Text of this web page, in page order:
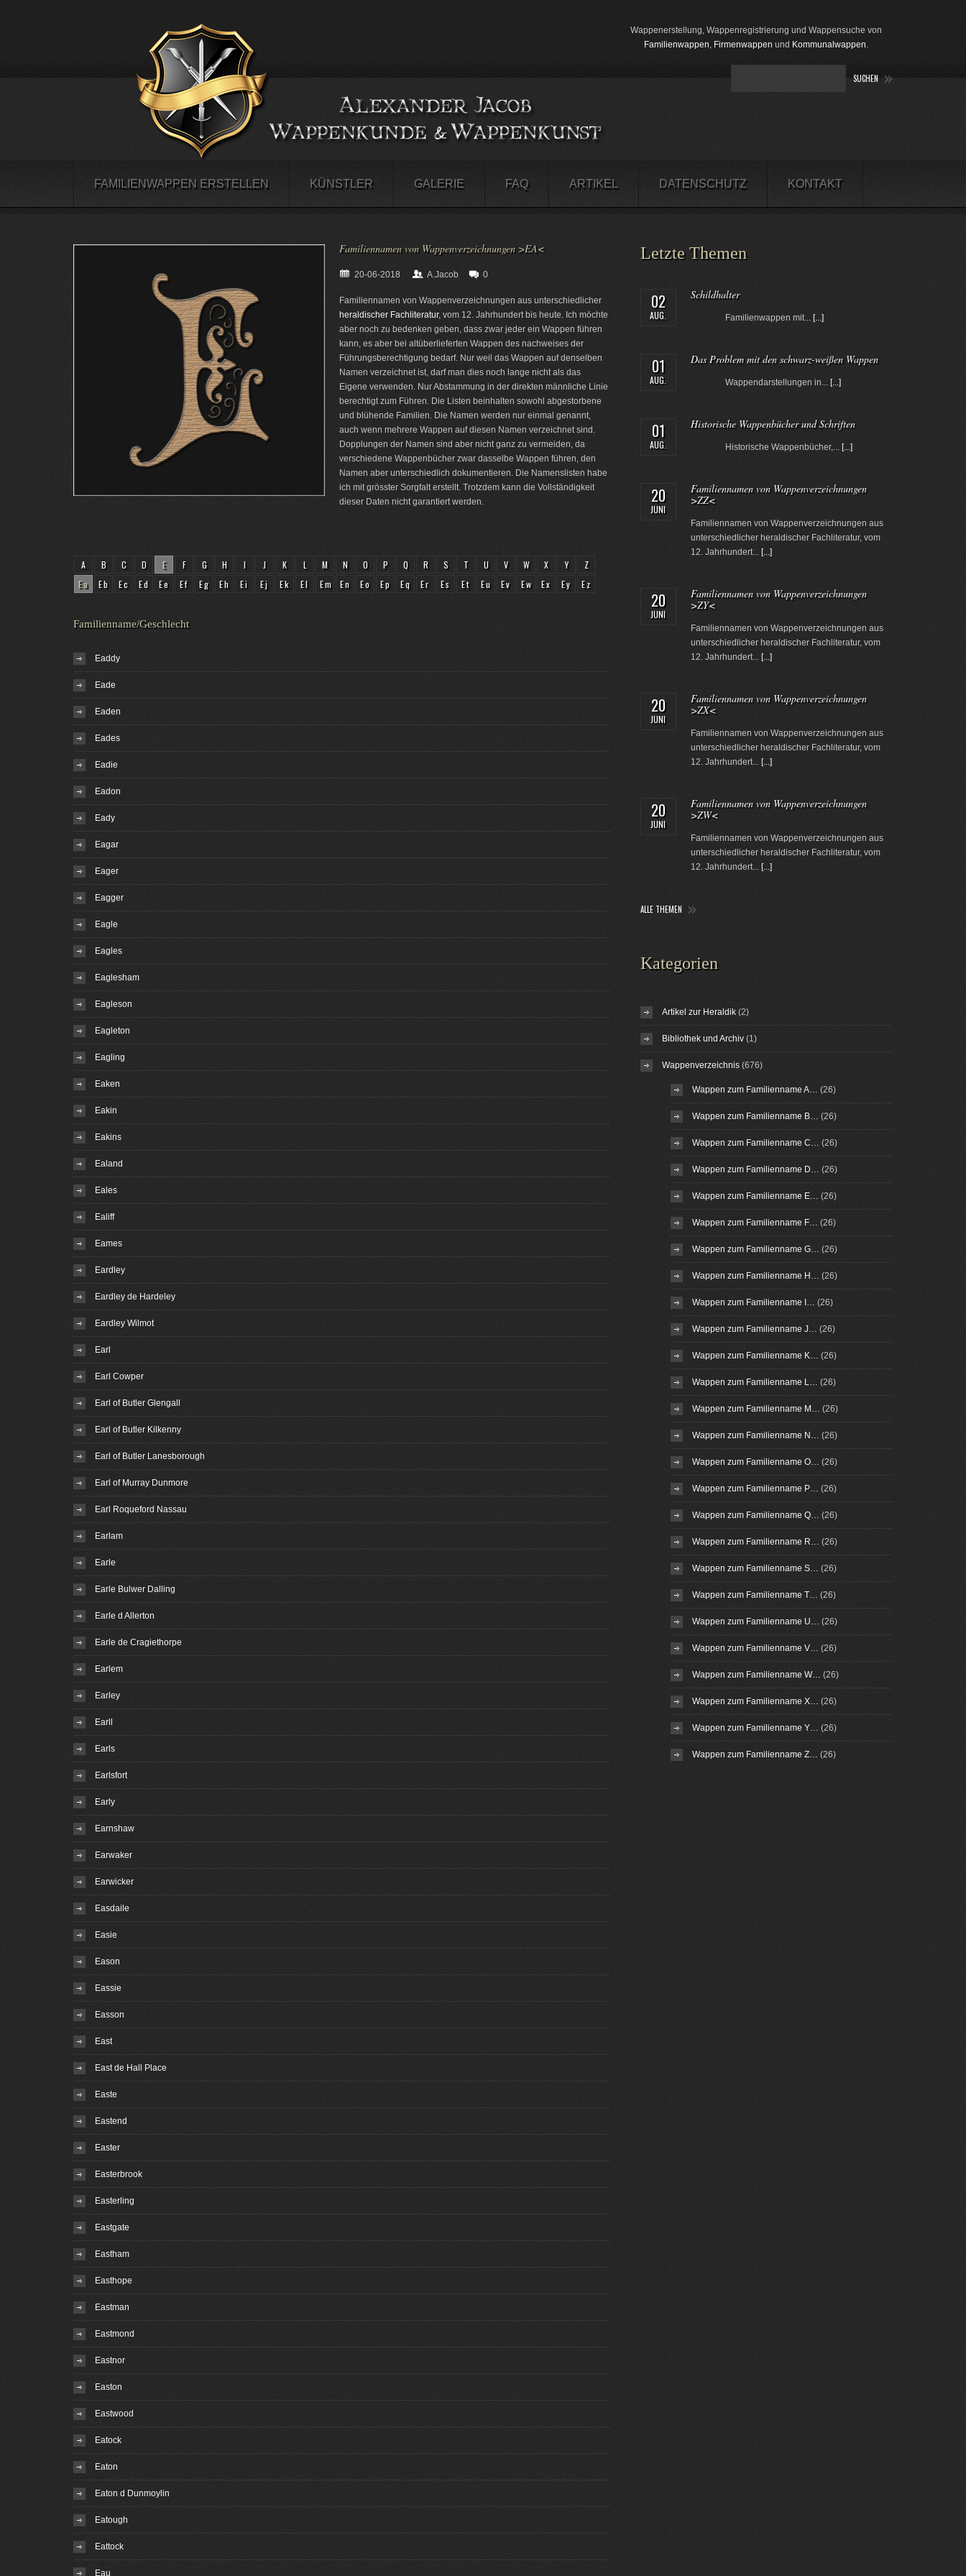
Wappenerstellung, Wappenregistrierung und Wappensuche von
Familienwappen, Firmenwappen und Kommunalwappen.
FAMILIENWAPPEN ERSTELLEN KÜNSTLER GALERIE FAQ ARTIKEL DATENSCHUTZ KONTAKT
Familiennamen von Wappenverzeichnungen >EA<
20-06-2018 A.Jacob 0
Familiennamen von Wappenverzeichnungen aus unterschiedlicher
heraldischer Fachliteratur, vom 12. Jahrhundert bis heute. Ich möchte
aber noch zu bedenken geben, dass zwar jeder ein Wappen führen
kann, es aber bei altüberlieferten Wappen des nachweises der
Führungsberechtigung bedarf. Nur weil das Wappen auf denselben
Namen verzeichnet ist, darf man dies noch lange nicht als das
Eigene verwenden. Nur Abstammung in der direkten männliche Linie
berechtigt zum Führen. Die Listen beinhalten sowohl abgestorbene
und blühende Familien. Die Namen werden nur einmal genannt,
auch wenn mehrere Wappen auf diesen Namen verzeichnet sind.
Dopplungen der Namen sind aber nicht ganz zu vermeiden, da
verschiedene Wappenbücher zwar dasselbe Wappen führen, den
Namen aber unterschiedlich dokumentieren. Die Namenslisten habe
ich mit grösster Sorgfalt erstellt. Trotzdem kann die Vollständigkeit
dieser Daten nicht garantiert werden.
A B C D E F G H I J K L M N O P Q R S T U V W X Y
Z
Ea
Eb Ec Ed Ee Ef Eg Eh Ei Ej Ek El Em En Eo Ep Eq Er Es Et Eu Ev Ew Ex Ey Ez
Familienname/Geschlecht
Eaddy
Eade
Eaden
Eades
Eadie
Eadon
Eady
Eagar
Eager
Eagger
Eagle
Eagles
Eaglesham
Eagleson
Eagleton
Eagling
Eaken
Eakin
Eakins
Ealand
Eales
Ealiff
Eames
Eardley
Eardley de Hardeley
Eardley Wilmot
Earl
Earl Cowper
Earl of Butler Glengall
Earl of Butler Kilkenny
Earl of Butler Lanesborough
Earl of Murray Dunmore
Earl Roqueford Nassau
Earlam
Earle
Earle Bulwer Dalling
Earle d Allerton
Earle de Cragiethorpe
Earlem
Earley
Earll
Earls
Earlsfort
Early
Earnshaw
Earwaker
Earwicker
Easdaile
Easie
Eason
Eassie
Easson
East
East de Hall Place
Easte
Eastend
Easter
Easterbrook
Easterling
Eastgate
Eastham
Easthope
Eastman
Eastmond
Eastnor
Easton
Eastwood
Eatock
Eaton
Eaton d Dunmoylin
Eatough
Eattock
Eau
Letzte Themen
02
AUG.
Schildhalter
Familienwappen mit... [...]
01
AUG.
Das Problem mit den schwarz-weißen Wappen
Wappendarstellungen in... [...]
01
AUG.
Historische Wappenbücher und Schriften
Historische Wappenbücher,... [...]
20
JUNI
Familiennamen von Wappenverzeichnungen
>ZZ<
Familiennamen von Wappenverzeichnungen aus
unterschiedlicher heraldischer Fachliteratur, vom
12. Jahrhundert... [...]
20
JUNI
Familiennamen von Wappenverzeichnungen
>ZY<
Familiennamen von Wappenverzeichnungen aus
unterschiedlicher heraldischer Fachliteratur, vom
12. Jahrhundert... [...]
20
JUNI
Familiennamen von Wappenverzeichnungen
>ZX<
Familiennamen von Wappenverzeichnungen aus
unterschiedlicher heraldischer Fachliteratur, vom
12. Jahrhundert... [...]
20
JUNI
Familiennamen von Wappenverzeichnungen
>ZW<
Familiennamen von Wappenverzeichnungen aus
unterschiedlicher heraldischer Fachliteratur, vom
12. Jahrhundert... [...]
ALLE THEMEN
Kategorien
Artikel zur Heraldik(2)
Bibliothek und Archiv(1)
Wappenverzeichnis(676)
Wappen zum Familienname A… (26)
Wappen zum Familienname B… (26)
Wappen zum Familienname C… (26)
Wappen zum Familienname D… (26)
Wappen zum Familienname E… (26)
Wappen zum Familienname F… (26)
Wappen zum Familienname G… (26)
Wappen zum Familienname H… (26)
Wappen zum Familienname I… (26)
Wappen zum Familienname J… (26)
Wappen zum Familienname K… (26)
Wappen zum Familienname L… (26)
Wappen zum Familienname M… (26)
Wappen zum Familienname N… (26)
Wappen zum Familienname O… (26)
Wappen zum Familienname P… (26)
Wappen zum Familienname Q… (26)
Wappen zum Familienname R… (26)
Wappen zum Familienname S… (26)
Wappen zum Familienname T… (26)
Wappen zum Familienname U… (26)
Wappen zum Familienname V… (26)
Wappen zum Familienname W… (26)
Wappen zum Familienname X… (26)
Wappen zum Familienname Y… (26)
Wappen zum Familienname Z… (26)